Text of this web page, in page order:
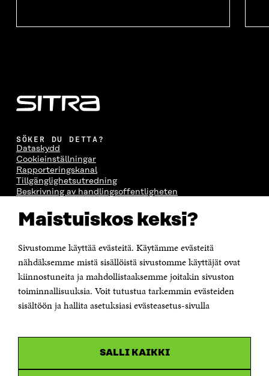
Maistuiskos keksi?
Sivustomme käyttää evästeitä. Käytämme evästeitä
nähdäksemme mistä sisällöistä sivustomme käyttäjät ovat
kiinnostuneita ja mahdollistaaksemme joitakin sivuston
toiminnallisuuksia. Voit tutustua tarkemmin evästeiden
sisältöön ja hallita asetuksiasi evästeasetus-sivulla
SALLI KAIKKI
SÖKER DU DETTA?
Dataskydd
Cookieinställningar
Rapporteringskanal
Tillgänglighetsutredning
Beskrivning av handlingsoffentligheten
Jubileumsfonden för Finlands självständighet Sitra
Östersjögatan 11–13, PB 160,
00181 Helsingfors
Tfn +358 294 618 991
Personalens e-postadresser har formen:
fornamn.efternamn@sitra.fi